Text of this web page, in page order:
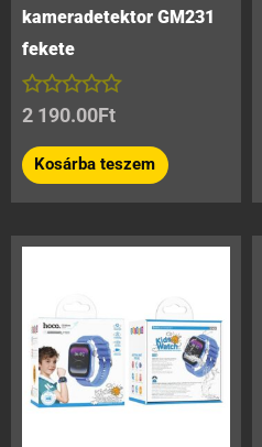
kameradetektor GM231
fekete
Értékelés:
/
5
2 190.00Ft
Kosárba teszem